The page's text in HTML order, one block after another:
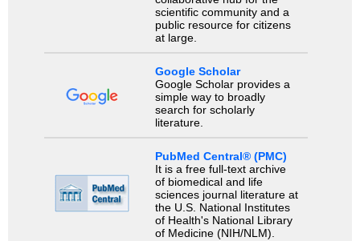
scientific community and a
public resource for citizens
at large.
Google Scholar
Google Scholar provides a
simple way to broadly
search for scholarly
literature.
PubMed Central® (PMC)
It is a free full-text archive
of biomedical and life
sciences journal literature at
the U.S. National Institutes
of Health's National Library
of Medicine (NIH/NLM).